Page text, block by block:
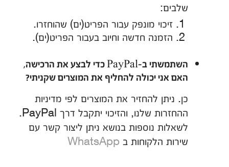
שלבים:
זיכוי מונפק עבור הפריט(ים) שהוחזרו.
הזמנה חדשה וחיוב בעבור הפריט(ים).
השתמשתי ב-PayPal כדי לבצע את הרכישה,
האם אני יכולה להחליף את המוצרים שקניתי?
כן. ניתן להחזיר את המוצרים לפי מדיניות
ההחזרות שלנו, והזיכוי יתקבל דרך PayPal.
לשאלות נוספות בנושא ניתן ליצור קשר עם
שירות הלקוחות ב WhatsApp